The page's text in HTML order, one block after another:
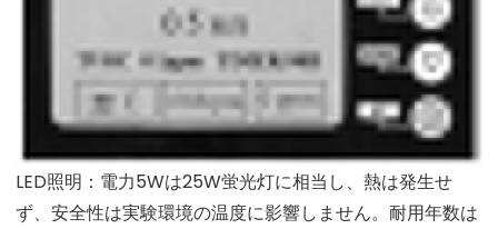
LED照明：電力5Wは25W蛍光灯に相当し、熱は発生せ
ず、安全性は実験環境の温度に影響しません。耐用年数は